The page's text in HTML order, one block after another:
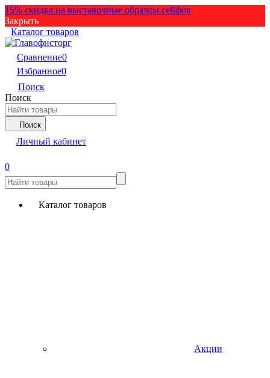
15% скидка на выставочные образцы сейфов
Закрыть
Каталог товаров
Сравнение0
Избранное0
Поиск
Поиск
Поиск
Личный кабинет
0
Каталог товаров
Акции